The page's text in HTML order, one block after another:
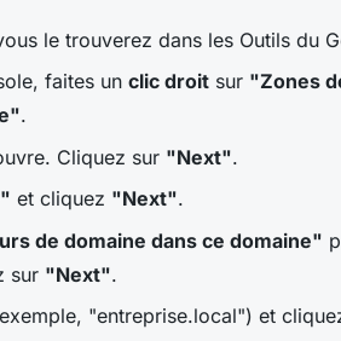
le trouverez dans les Outils du
faites un clic droit sur "Zones
.
Cliquez sur "Next".
et cliquez "Next".
de domaine dans ce domaine"
sur "Next".
"entreprise.local") et